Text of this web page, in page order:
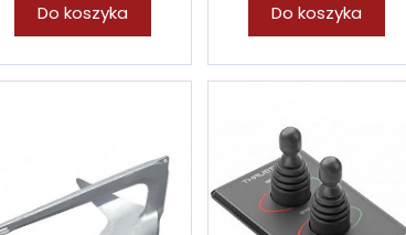
Do koszyka Do koszyka